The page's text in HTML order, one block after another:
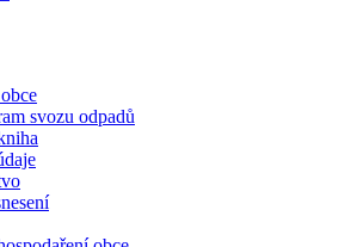
svozu odpadů